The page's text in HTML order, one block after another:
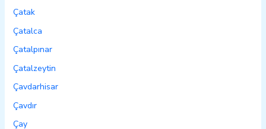
Çatak
Çatalca
Çatalpınar
Çatalzeytin
Çavdarhisar
Çavdır
Çay